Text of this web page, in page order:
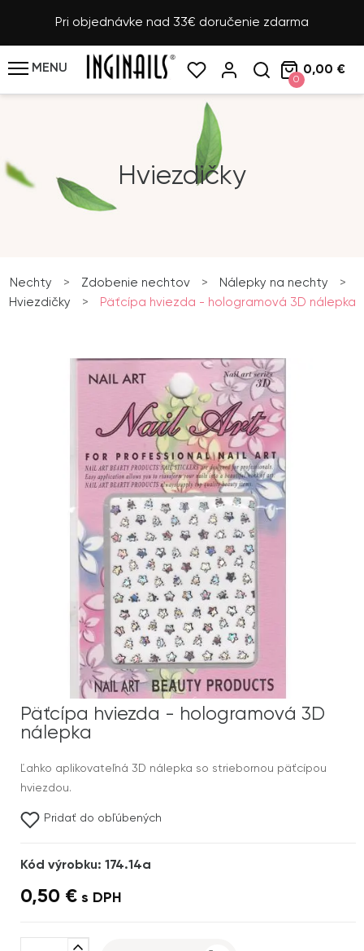
Pri objednávke nad 33€ doručenie zdarma
MENU
0
0,00 €
Hviezdičky
Nechty > Zdobenie nechtov > Nálepky na nechty
>
Hviezdičky
> Päťcípa hviezda - hologramová 3D nálepka
Päťcípa hviezda - hologramová 3D
nálepka
Ľahko aplikovateľná 3D nálepka so striebornou päťcípou
hviezdou.
Pridať do obľúbených
Kód výrobku: 174.14a
0,50 € s DPH